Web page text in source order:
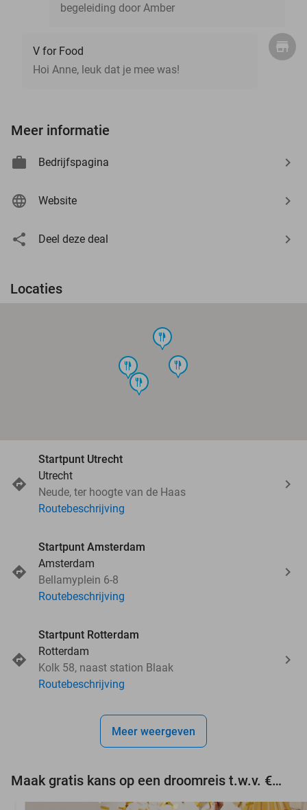
begeleiding door Amber
V for Food
Hoi Anne, leuk dat je mee was!
Meer informatie
Bedrijfspagina
Website
Deel deze deal
Locaties
food
food
food
food
Startpunt Utrecht
Utrecht
Neude, ter hoogte van de Haas
Routebeschrijving
Startpunt Amsterdam
Amsterdam
Bellamyplein 6-8
Routebeschrijving
Startpunt Rotterdam
Rotterdam
Kolk 58, naast station Blaak
Routebeschrijving
Meer weergeven
Maak gratis kans op een droomreis t.w.v. €3.000!